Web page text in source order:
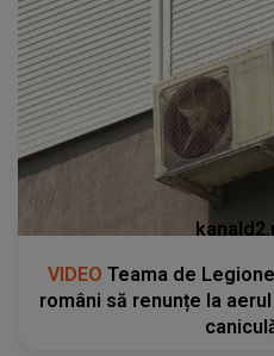
VIDEO Teama de
români să renunțe la